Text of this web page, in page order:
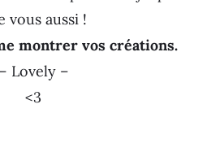
vous aussi !
montrer vos créations.
– Lovely –
<3